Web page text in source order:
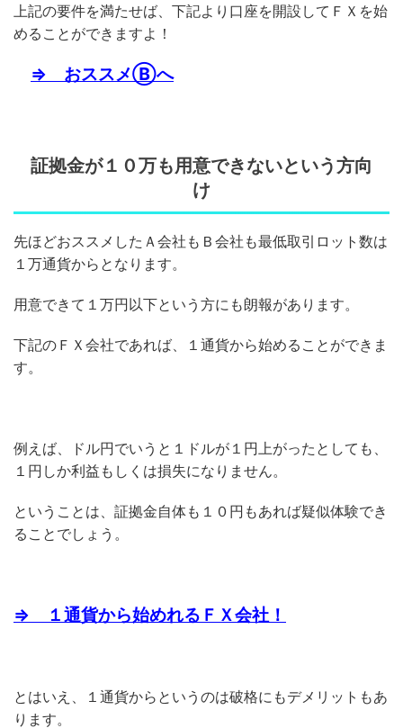
上記の要件を満たせば、下記より口座を開設してＦＸを始
めることができますよ！
⇒ おススメⒷへ
証拠金が１０万も用意できないという方向
け
先ほどおススメしたＡ会社もＢ会社も最低取引ロット数は
１万通貨からとなります。
用意できて１万円以下という方にも朗報があります。
下記のＦＸ会社であれば、１通貨から始めることができま
す。
例えば、ドル円でいうと１ドルが１円上がったとしても、
１円しか利益もしくは損失になりません。
ということは、証拠金自体も１０円もあれば疑似体験でき
ることでしょう。
⇒ １通貨から始めれるＦＸ会社！
とはいえ、１通貨からというのは破格にもデメリットもあ
ります。